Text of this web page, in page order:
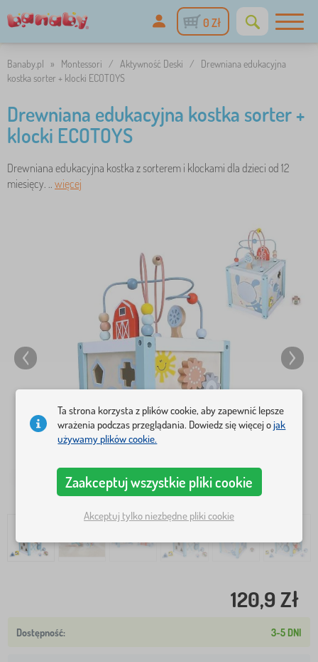
0 Zł
Banaby.pl » Montessori / Aktywność Deski /
Drewniana edukacyjna
kostka sorter + klocki ECOTOYS
Drewniana edukacyjna kostka sorter +
klocki ECOTOYS
Drewniana edukacyjna kostka z sorterem i klockami dla dzieci od 12
miesięcy. .. więcej
120,9 Zł
3-5 DNI
Ta strona korzysta z plików cookie, aby zapewnić lepsze
wrażenia podczas przeglądania. Dowiedz się więcej ojak
używamy plików cookie.
Zaakceptuj wszystkie pliki cookie
Akceptuj tylko niezbędne pliki cookie